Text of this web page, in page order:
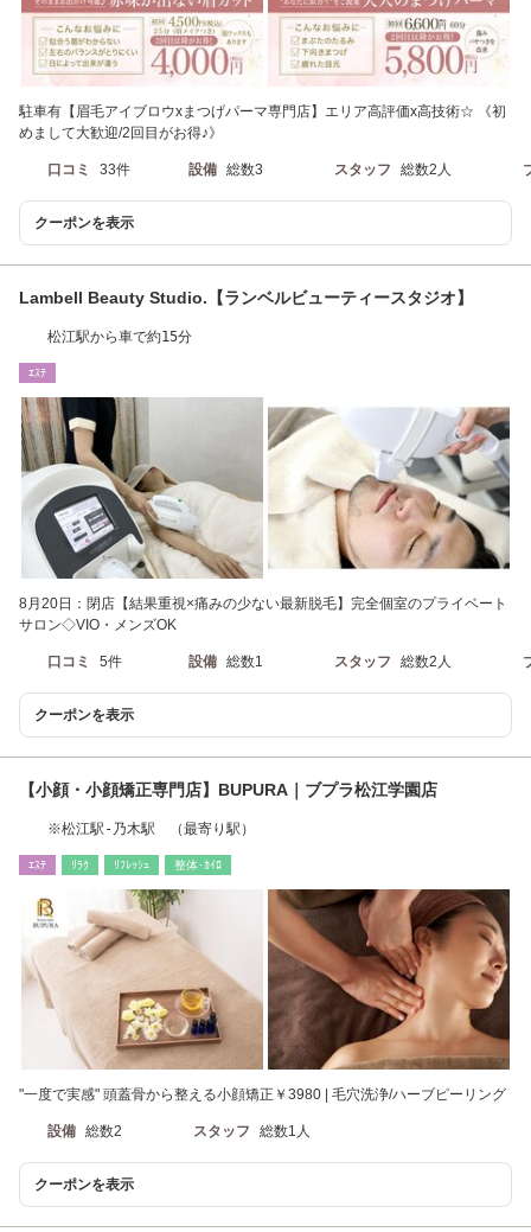
駐車有【眉毛アイブロウxまつげパーマ専門店】エリア高評価x高技術☆ 《初
めまして大歓迎/2回目がお得♪》
口コミ 33件 設備 総数3 スタッフ 総数2人
クーポンを表示
Lambell Beauty Studio.【ランベルビューティースタジオ】
松江駅から車で約15分
ｴｽﾃ
8月20日：閉店【結果重視×痛みの少ない最新脱毛】完全個室のプライベート
サロン◇VIO・メンズOK
口コミ 5件 設備 総数1 スタッフ 総数2人
クーポンを表示
【小顔・小顔矯正専門店】BUPURA｜ブプラ松江学園店
※松江駅-乃木駅 （最寄り駅）
ｴｽﾃ ﾘﾗｸ ﾘﾌﾚｯｼｭ 整体･ｶｲﾛ
"一度で実感" 頭蓋骨から整える小顔矯正￥3980 | 毛穴洗浄/ハーブピーリング
設備 総数2 スタッフ 総数1人
クーポンを表示